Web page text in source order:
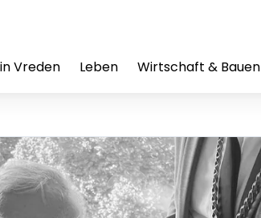
Vreden Leben Wirtschaft & Bauen